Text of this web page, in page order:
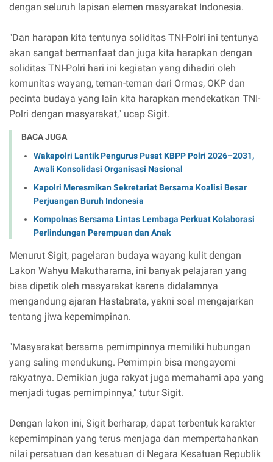
dengan seluruh lapisan elemen masyarakat Indonesia.
"Dan harapan kita tentunya soliditas TNI-Polri ini tentunya
akan sangat bermanfaat dan juga kita harapkan dengan
soliditas TNI-Polri hari ini kegiatan yang dihadiri oleh
komunitas wayang, teman-teman dari Ormas, OKP dan
pecinta budaya yang lain kita harapkan mendekatkan TNI-
Polri dengan masyarakat," ucap Sigit.
BACA JUGA
Wakapolri Lantik Pengurus Pusat KBPP Polri 2026–2031,
Awali Konsolidasi Organisasi Nasional
Kapolri Meresmikan Sekretariat Bersama Koalisi Besar
Perjuangan Buruh Indonesia
Kompolnas Bersama Lintas Lembaga Perkuat Kolaborasi
Perlindungan Perempuan dan Anak
Menurut Sigit, pagelaran budaya wayang kulit dengan
Lakon Wahyu Makutharama, ini banyak pelajaran yang
bisa dipetik oleh masyarakat karena didalamnya
mengandung ajaran Hastabrata, yakni soal mengajarkan
tentang jiwa kepemimpinan.
"Masyarakat bersama pemimpinnya memiliki hubungan
yang saling mendukung. Pemimpin bisa mengayomi
rakyatnya. Demikian juga rakyat juga memahami apa yang
menjadi tugas pemimpinnya," tutur Sigit.
Dengan lakon ini, Sigit berharap, dapat terbentuk karakter
kepemimpinan yang terus menjaga dan mempertahankan
nilai persatuan dan kesatuan di Negara Kesatuan Republik